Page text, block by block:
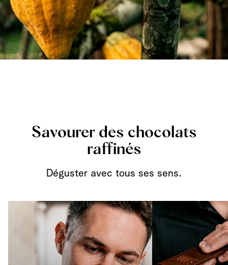
Savourer des chocolats
raffinés
Déguster avec tous ses sens.